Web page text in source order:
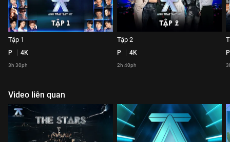
Tập 1
P 4K
3h 30ph
Tập 2
P 4K
2h 40ph
P
Video liên quan